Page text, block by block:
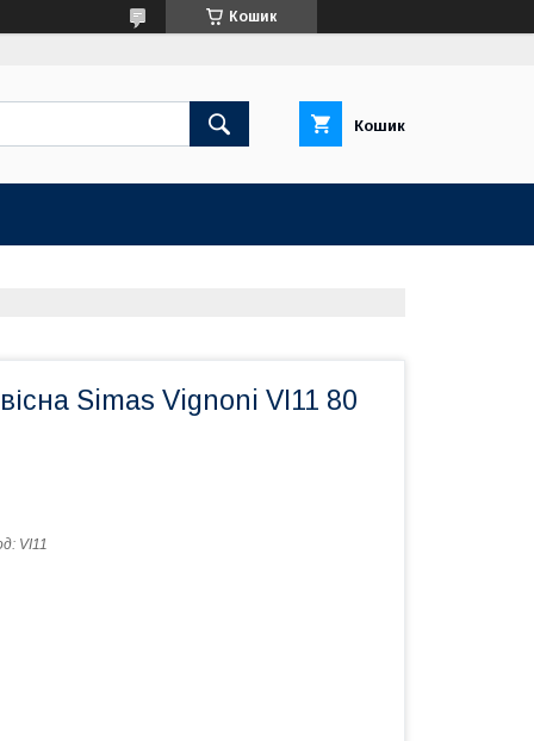
Кошик
Кошик
Simas Vignoni VI11 80
VI11